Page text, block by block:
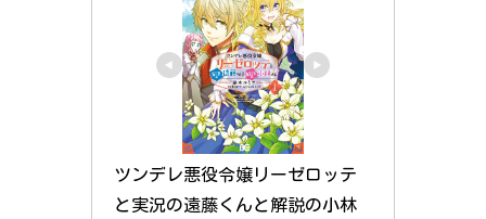
ツンデレ悪役令嬢リーゼロッテ
と実況の遠藤くんと解説の小林